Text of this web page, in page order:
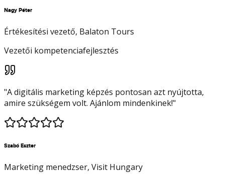
Nagy Péter
Értékesítési vezető, Balaton Tours
Vezetői kompetenciafejlesztés
"A digitális marketing képzés pontosan azt nyújtotta,
amire szükségem volt. Ajánlom mindenkinek!"
Szabó Eszter
Marketing menedzser, Visit Hungary